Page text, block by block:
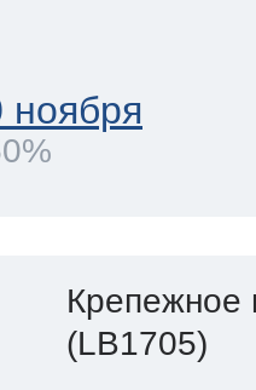
ноября
Крепежное
(LB1705)